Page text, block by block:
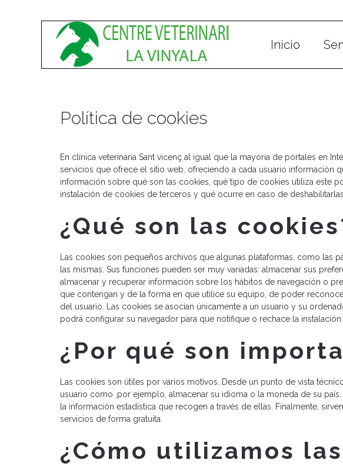
Inicio
Política de cookies
En clínica veterinaria Sant vicenç al igual que la mayoría de portales en
servicios que ofrece el sitio web, ofreciendo a cada usuario información
información sobre qué son las cookies, qué tipo de cookies utiliza este
instalación de cookies de terceros y qué ocurre en caso de deshabilitarlas.
¿Qué son las
Las cookies son pequeños archivos que algunas plataformas, como las
las mismas. Sus funciones pueden ser muy variadas: almacenar sus
almacenar y recuperar información sobre los hábitos de navegación o
que contengan y de la forma en que utilice su equipo, de poder
del usuario. Las cookies se asocian únicamente a un usuario y su
podrá configurar su navegador para que notifique o rechace la
¿Por qué son
Las cookies son útiles por varios motivos. Desde un punto de vista
usuario como ,por ejemplo, almacenar su idioma o la moneda de su
la información estadística que recogen a través de ellas. Finalmente,
servicios de forma gratuita.
¿Cómo utilizamos